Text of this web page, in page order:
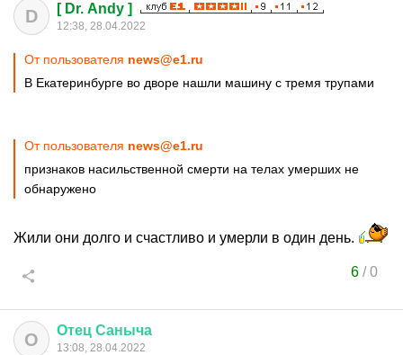
D [ Dr. Andy ]
12:38, 28.04.2022
От пользователя news@e1.ru
В Екатеринбурге во дворе нашли машину с тремя трупами
От пользователя news@e1.ru
признаков насильственной смерти на телах умерших не
обнаружено
Жили они долго и счастливо и умерли в один день.
6/0
О Отец Саныча
13:08, 28.04.2022